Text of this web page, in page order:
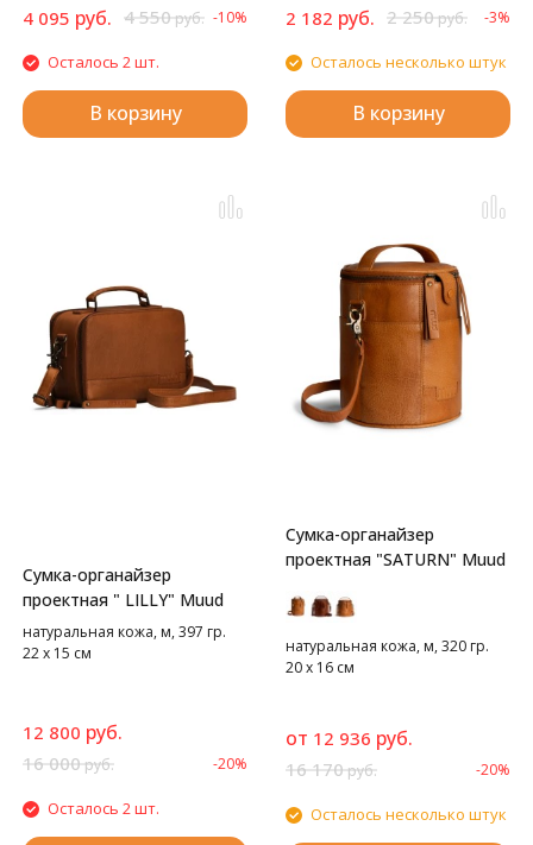
4 095 руб. 4 550руб. -10%
Осталось 2 шт.
В корзину
2 182 руб. 2 250руб. -3%
Осталось несколько штук
В корзину
Сумка-органайзер
проектная " LILLY" Muud
натуральная кожа, м, 397 гр.
22 х 15 см
12 800 руб.
16 000руб. -20%
Осталось 2 шт.
Сумка-органайзер
проектная "SATURN" Muud
натуральная кожа, м, 320 гр.
20 х 16 см
от 12 936 руб.
16 170руб. -20%
Осталось несколько штук